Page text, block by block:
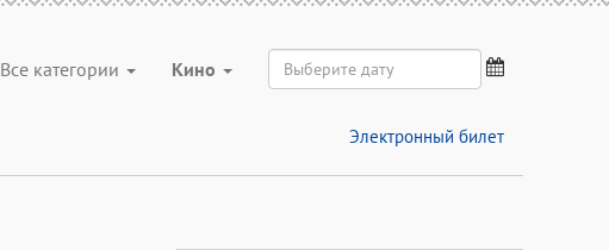
Все категории Кино
Электронный билет